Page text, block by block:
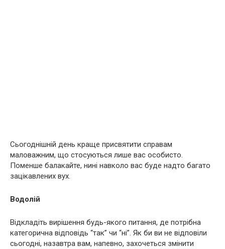
Сьогоднішній день краще присвятити справам
маловажним, що стосуються лише вас особисто.
Поменше балакайте, нині навколо вас буде надто багато
зацікавлених вух.
Водолій
Відкладіть вирішення будь-якого питання, де потрібна
категорична відповідь “так” чи “ні”. Як би ви не відповіли
сьогодні, назавтра вам, напевно, захочеться змінити